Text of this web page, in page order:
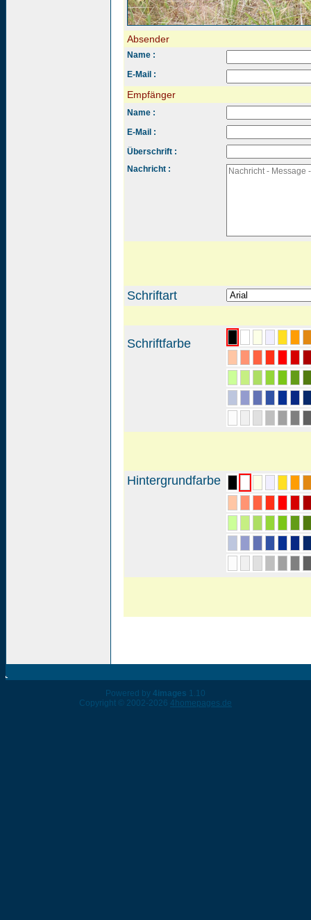
Absender
Name :
E-Mail :
Empfänger
Name :
E-Mail :
Überschrift :
Nachricht :
Schriftart
Schriftfarbe
Hintergrundfarbe
Powered by 4images 1.10
Copyright © 2002-2026 4homepages.de